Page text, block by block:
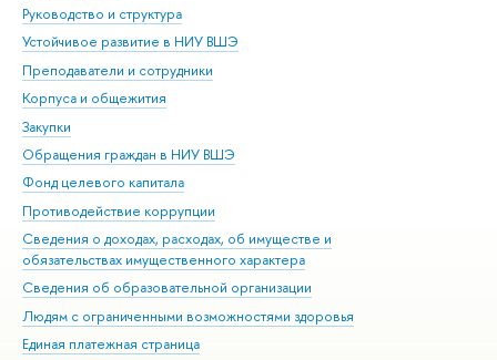
Руководство и структура
Устойчивое развитие в НИУ ВШЭ
Преподаватели и сотрудники
Корпуса и общежития
Закупки
Обращения граждан в НИУ ВШЭ
Фонд целевого капитала
Противодействие коррупции
Сведения о доходах, расходах, об имуществе и
обязательствах имущественного характера
Сведения об образовательной организации
Людям с ограниченными возможностями здоровья
Единая платежная страница